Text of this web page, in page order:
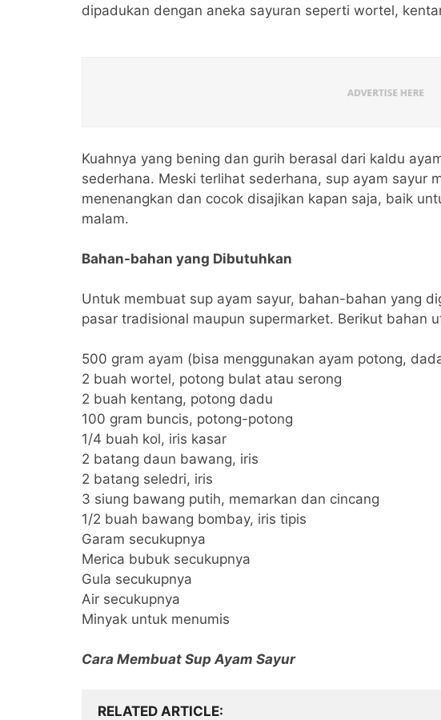
dipadukan dengan aneka sayuran seperti wortel,
Kuahnya yang bening dan gurih berasal dari kaldu
sederhana. Meski terlihat sederhana, sup ayam sayur
menenangkan dan cocok disajikan kapan saja, baik
malam.
Bahan-bahan yang Dibutuhkan
Untuk membuat sup ayam sayur, bahan-bahan yang
pasar tradisional maupun supermarket. Berikut bahan
500 gram ayam (bisa menggunakan ayam potong,
2 buah wortel, potong bulat atau serong
2 buah kentang, potong dadu
100 gram buncis, potong-potong
1/4 buah kol, iris kasar
2 batang daun bawang, iris
2 batang seledri, iris
3 siung bawang putih, memarkan dan cincang
1/2 buah bawang bombay, iris tipis
Garam secukupnya
Merica bubuk secukupnya
Gula secukupnya
Air secukupnya
Minyak untuk menumis
Cara Membuat Sup Ayam Sayur
RELATED ARTICLE